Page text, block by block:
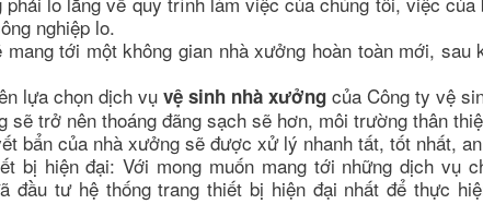
nghiệp lo.
tới một không gian nhà xưởng hoàn toàn mới, sau
lựa chọn dịch vụ vệ sinh nhà xưởng của Công ty vệ
sẽ trở nên thoáng đãng sạch sẽ hơn, môi trường thân
bẩn của nhà xưởng sẽ được xử lý nhanh tất, tốt nhất,
bị hiện đại: Với mong muốn mang tới những dịch vụ
đầu tư hệ thống trang thiết bị hiện đại nhất để thực